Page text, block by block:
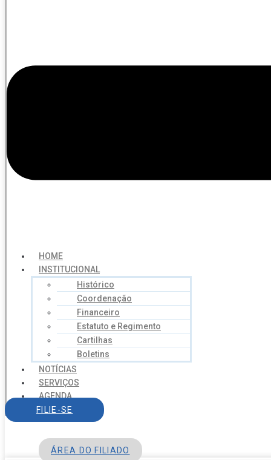
HOME
INSTITUCIONAL
Histórico
Coordenação
Financeiro
Estatuto e Regimento
Cartilhas
Boletins
NOTÍCIAS
SERVIÇOS
AGENDA
CONTATO
FILIE-SE
ÁREA DO FILIADO